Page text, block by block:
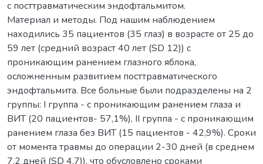
с посттравматическим эндофтальмитом.
Материал и методы. Под нашим наблюдением
находились 35 пациентов (35 глаз) в возрасте от 25 до
59 лет (средний возраст 40 лет (SD 12)) с
проникающим ранением глазного яблока,
осложненным развитием посттравматического
эндофтальмита. Все больные были подразделены на 2
группы: I группа - с проникающим ранением глаза и
ВИТ (20 пациентов- 57,1%), ІІ группа - с проникающим
ранением глаза без ВИТ (15 пациентов - 42,9%). Сроки
от момента травмы до операции 2-30 дней (в среднем
7,2 дней (SD 4,7)), что обусловлено сроками